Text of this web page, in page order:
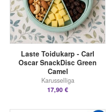
Laste Toidukarp - Carl
Oscar SnackDisc Green
Camel
Karusselliga
17,90 €